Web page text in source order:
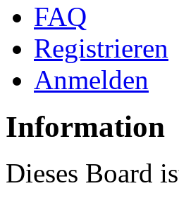
FAQ
Registrieren
Anmelden
Information
Dieses Board